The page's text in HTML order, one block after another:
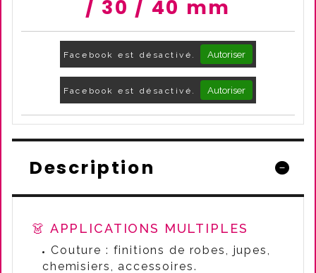
/ 30 / 40 mm
Facebook est désactivé. Autoriser
Facebook est désactivé. Autoriser
Description
👗 APPLICATIONS MULTIPLES
Couture : finitions de robes, jupes,
chemisiers, accessoires.